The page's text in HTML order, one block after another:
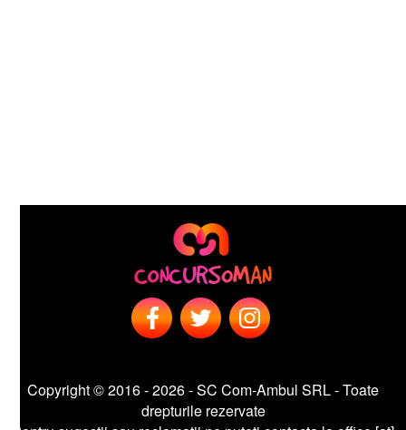
Copyright © 2016 - 2026 - SC Com-Ambul SRL - Toate
drepturile rezervate